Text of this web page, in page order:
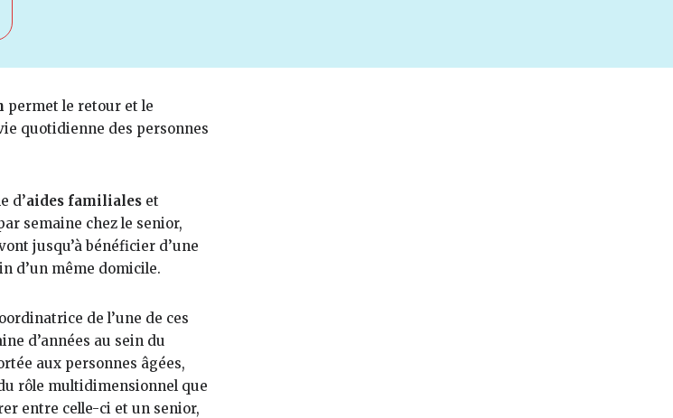
permet le retour et le
quotidienne des personnes
d’aides familiales et
semaine chez le senior,
jusqu’à bénéficier d’une
d’un même domicile.
de l’une de ces
d’années au sein du
aux personnes âgées,
rôle multidimensionnel que
entre celle-ci et un senior,